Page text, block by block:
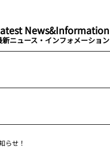
News&Information
新ニュース・インフォメーション
らせ！